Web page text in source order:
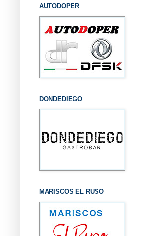
AUTODOPER
DONDEDIEGO
MARISCOS EL RUSO